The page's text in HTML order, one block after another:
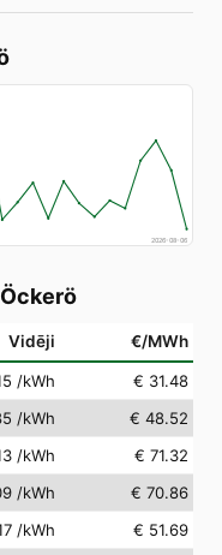
2026-08-06
Öckerö
Vidēji €/MWh
/kWh
€ 31.48
/kWh
€ 48.52
/kWh
€ 71.32
/kWh
€ 70.86
/kWh
€ 51.69